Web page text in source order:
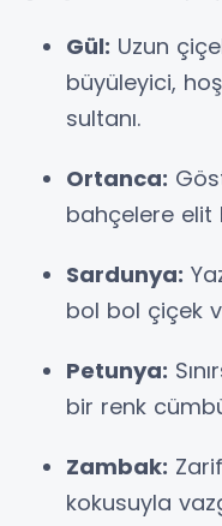
Gül: Uzun
büyüleyici,
sultanı.
Ortanca:
bahçelere elit
Sardunya:
bol bol çiçek
Petunya:
bir renk
Zambak:
kokusuyla